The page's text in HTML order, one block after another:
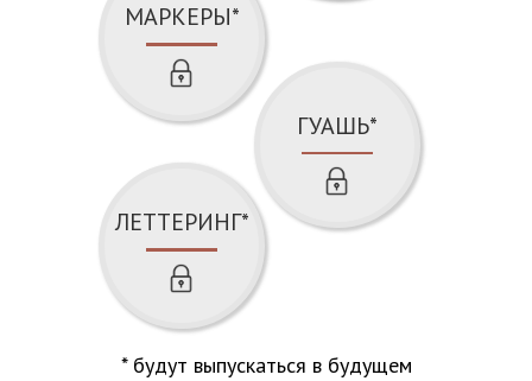
ГУАШЬ*
ЛЕТТЕРИНГ*
* будут выпускаться в будущем
МАРКЕРЫ*